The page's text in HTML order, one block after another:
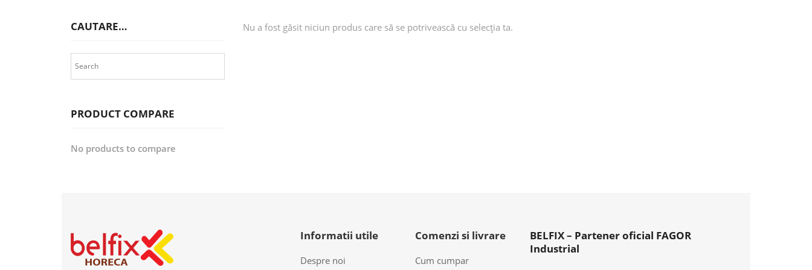
Nu a fost găsit niciun produs care să se potrivească cu selecția ta.
CAUTARE…
PRODUCT COMPARE
No products to compare
Informatii utile
Despre noi
Comenzi si livrare
Cum cumpar
BELFIX – Partener oficial FAGOR
Industrial